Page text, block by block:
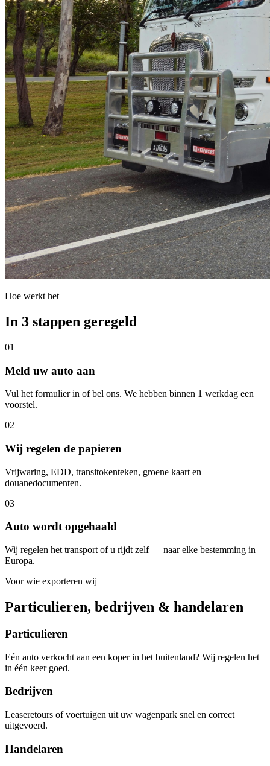
Hoe werkt het
In 3 stappen geregeld
01
Meld uw auto aan
Vul het formulier in of bel ons. We hebben binnen 1 werkdag een
voorstel.
02
Wij regelen de papieren
Vrijwaring, EDD, transitokenteken, groene kaart en
douanedocumenten.
03
Auto wordt opgehaald
Wij regelen het transport of u rijdt zelf — naar elke bestemming in
Europa.
Voor wie exporteren wij
Particulieren, bedrijven & handelaren
Particulieren
Eén auto verkocht aan een koper in het buitenland? Wij regelen het
in één keer goed.
Bedrijven
Leaseretours of voertuigen uit uw wagenpark snel en correct
uitgevoerd.
Handelaren